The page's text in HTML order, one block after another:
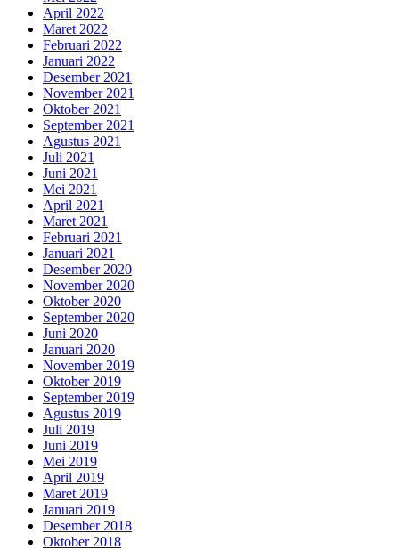
April 2022
Maret 2022
Februari 2022
Januari 2022
Desember 2021
November 2021
Oktober 2021
September 2021
Agustus 2021
Juli 2021
Juni 2021
Mei 2021
April 2021
Maret 2021
Februari 2021
Januari 2021
Desember 2020
November 2020
Oktober 2020
September 2020
Juni 2020
Januari 2020
November 2019
Oktober 2019
September 2019
Agustus 2019
Juli 2019
Juni 2019
Mei 2019
April 2019
Maret 2019
Januari 2019
Desember 2018
Oktober 2018